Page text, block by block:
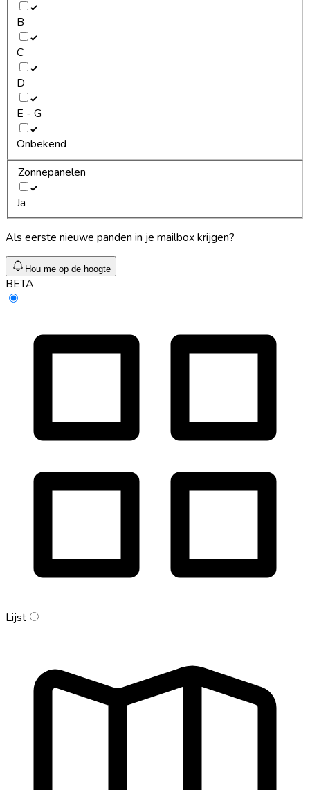
B
C
D
E - G
Onbekend
Zonnepanelen
Ja
Als eerste nieuwe panden in je mailbox krijgen?
Hou me op de hoogte
BETA
Lijst